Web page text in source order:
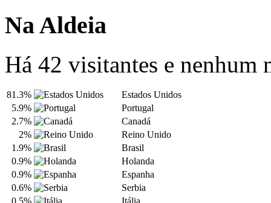
Na Aldeia
Há 42 visitantes e nenhum
81.3%
Estados Unidos
5.9%
Portugal
2.7%
Canadá
2%
Reino Unido
1.9%
Brasil
0.9%
Holanda
0.9%
Espanha
0.6%
Serbia
0.5%
Itália